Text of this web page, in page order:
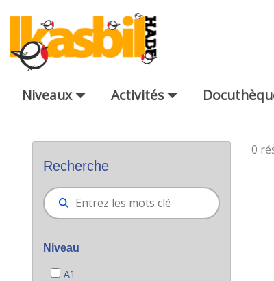
Saut au contenu principal
Niveaux Activités
Recherche
Niveau
A1
0